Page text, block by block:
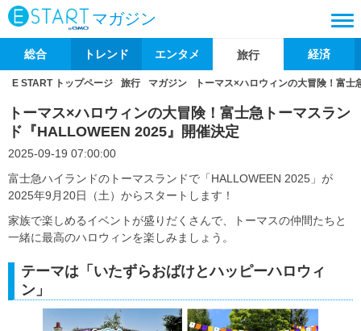
マガジン
総合 トレンド エンタメ 旅行 経済
E START トップページ 旅行 マガジン トーマス×ハロウィンの大冒険！富
トーマス×ハロウィンの大冒険！富士急トーマスラン
ド『HALLOWEEN 2025』開催決定
2025-09-19 07:00:00
富士急ハイランドのトーマスランドで「HALLOWEEN 2025」が
2025年9月20日（土）からスタートします！
家族で楽しめるイベントが盛りだくさんで、トーマスの仲間たちと
一緒に最高のハロウィンを楽しみましょう。
テーマは「いたずらおばけとハッピーハロウィ
ン」